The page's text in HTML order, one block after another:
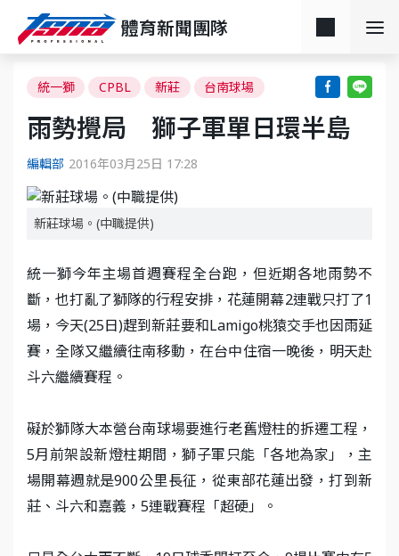
體育新聞團隊
統一獅 CPBL 新莊 台南球場
雨勢攪局 獅子軍單日環半島
編輯部 2016年03月25日 17:28
新莊球場。(中職提供)
統一獅今年主場首週賽程全台跑，但近期各地雨勢不
斷，也打亂了獅隊的行程安排，花蓮開幕2連戰只打了1
場，今天(25日)趕到新莊要和Lamigo桃猿交手也因雨延
賽，全隊又繼續往南移動，在台中住宿一晚後，明天赴
斗六繼續賽程。
礙於獅隊大本營台南球場要進行老舊燈柱的拆遷工程，
5月前架設新燈柱期間，獅子軍只能「各地為家」，主
場開幕週就是900公里長征，從東部花蓮出發，打到新
莊、斗六和嘉義，5連戰賽程「超硬」。